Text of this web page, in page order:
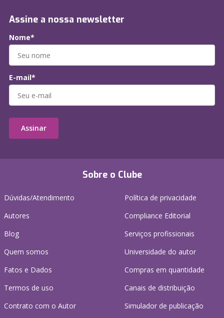
Sobre o Clube
Dúvidas/Atendimento
Autores
Blog
Quem somos
Fatos e Dados
Termos de uso
Contrato com o Autor
Política de privacidade
Compliance Editorial
Serviços profissionais
Universidade do autor
Compras em quantidade
Canais de distribuição
Simulador de publicação
Assine a nossa newsletter
Nome*
E-mail*
Assinar